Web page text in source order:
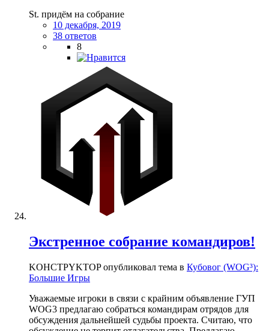
St. придём на собрание
10 декабря, 2019
38 ответов
8
Экстренное собрание командиров!
KOHCTPYKTOP опубликовал тема в Кубовог (WOG³):
Большие Игры
Уважаемые игроки в связи с крайним объявление ГУП
WOG3 предлагаю собраться командирам отрядов для
обсуждения дальнейшей судьбы проекта. Считаю, что